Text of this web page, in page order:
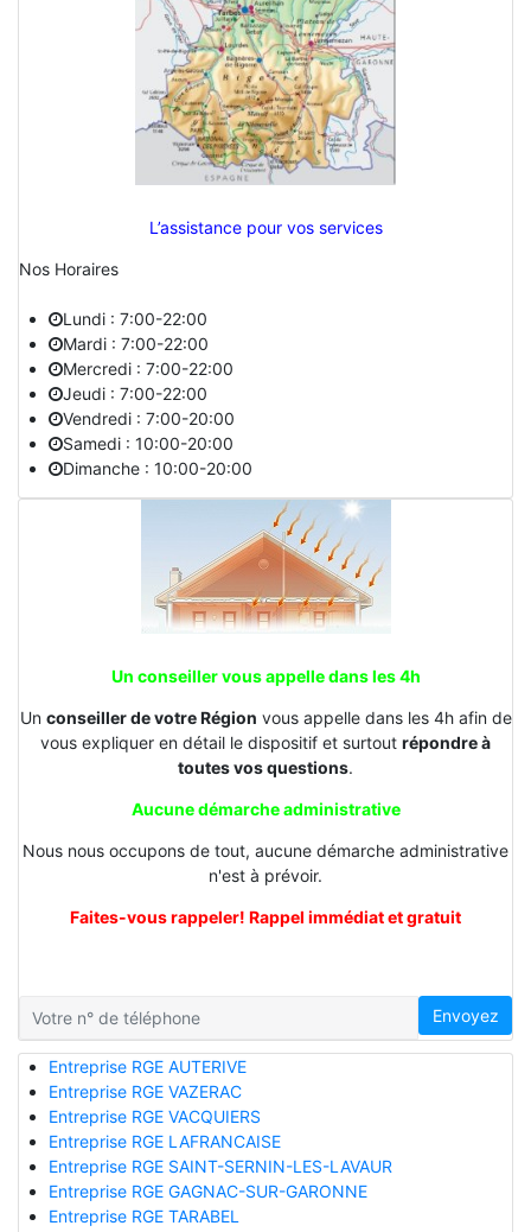
L’assistance pour vos services
Nos Horaires
Lundi : 7:00-22:00
Mardi : 7:00-22:00
Mercredi : 7:00-22:00
Jeudi : 7:00-22:00
Vendredi : 7:00-20:00
Samedi : 10:00-20:00
Dimanche : 10:00-20:00
Un conseiller vous appelle dans les 4h
Un conseiller de votre Région vous appelle dans les 4h afin de
vous expliquer en détail le dispositif et surtout répondre à
toutes vos questions.
Aucune démarche administrative
Nous nous occupons de tout, aucune démarche administrative
n'est à prévoir.
Faites-vous rappeler! Rappel immédiat et gratuit
Envoyez
Entreprise RGE AUTERIVE
Entreprise RGE VAZERAC
Entreprise RGE VACQUIERS
Entreprise RGE LAFRANCAISE
Entreprise RGE SAINT-SERNIN-LES-LAVAUR
Entreprise RGE GAGNAC-SUR-GARONNE
Entreprise RGE TARABEL